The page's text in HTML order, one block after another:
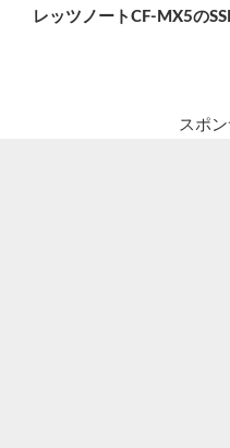
ー
のレッツノートCF-MX5の
スポ